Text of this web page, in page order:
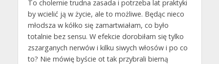
To cholernie trudna zasada i potrzeba lat praktyki
by wcielić ją w życie, ale to możliwe. Będąc nieco
młodsza w kółko się zamartwiałam, co było
totalnie bez sensu. W efekcie dorobiłam się tylko
zszarganych nerwów i kilku siwych włosów i po co
to? Nie mówię byście ot tak przybrali bierną